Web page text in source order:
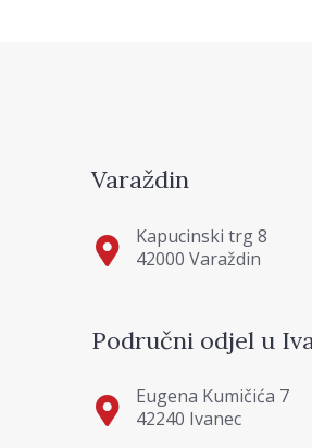
Varaždin
Kapucinski trg 8
42000 Varaždin
Područni odjel u
Eugena Kumičića 7
42240 Ivanec